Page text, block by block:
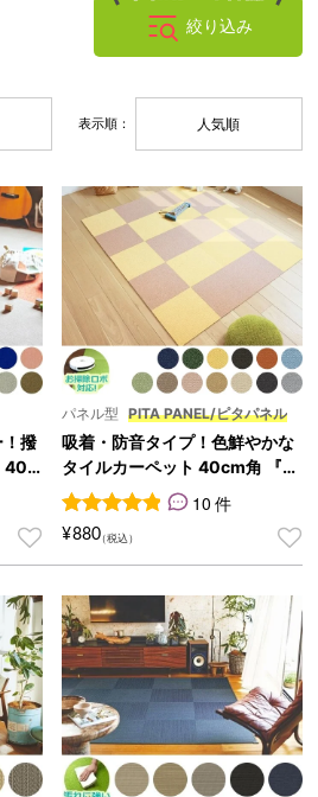
絞り込み
表示順： 人気順
撥
40c
段階評価のうち、
パネル型 PITA PANEL/ピタパネル
吸着・防音タイプ！色鮮やかな
タイルカーペット 40cm角 『PI
TA PANEL/ピタパネル』
10
件の利用者評価に基づく5段
10 件
¥880